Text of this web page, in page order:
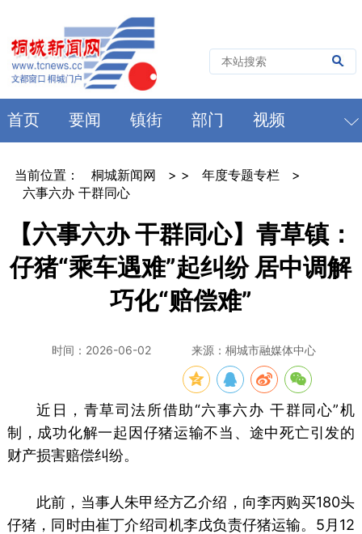
首页 要闻 镇街 部门 视频
当前位置： 桐城新闻网 > > 年度专题专栏
>
六事六办 干群同心
【六事六办 干群同心】青草镇：
仔猪“乘车遇难”起纠纷 居中调解
巧化“赔偿难”
时间：2026-06-02 来源：桐城市融媒体中心
近日，青草司法所借助“六事六办 干群同心”机
制，成功化解一起因仔猪运输不当、途中死亡引发的
财产损害赔偿纠纷。
此前，当事人朱甲经方乙介绍，向李丙购买180头
仔猪，同时由崔丁介绍司机李戊负责仔猪运输。5月12